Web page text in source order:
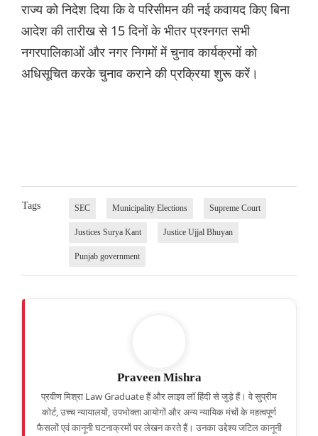
राज्य को निदेश दिया कि वे परिसीमन की नई कवायद किए बिना
आदेश की तारीख से 15 दिनों के भीतर प्रश्नगत सभी
नगरपालिकाओं और नगर निगमों में चुनाव कार्यक्रमों को
अधिसूचित करके चुनाव कराने की प्रक्रिया शुरू करें।
Tags SEC Municipality Elections Supreme Court
Justices Surya Kant Justice Ujjal Bhuyan
Punjab government
Praveen Mishra
प्रवीण मिश्रा Law Graduate हैं और लाइव लॉ हिंदी से जुड़े हैं। वे सुप्रीम
कोर्ट, उच्च न्यायालयों, उपभोक्ता आयोगों और अन्य न्यायिक मंचों के महत्वपूर्ण
फैसलों एवं कानूनी घटनाक्रमों पर लेखन करते हैं। उनका उद्देश्य जटिल कानूनी